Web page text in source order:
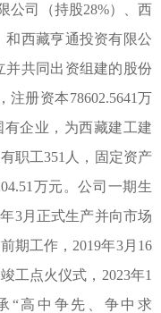
公司（持股28%）、西
和西藏亨通投资有限公
并共同出资组建的股份
注册资本78602.5641万
企业，为西藏建工建
职工351人，固定资产
万元。公司一期生
3月正式生产并向市场
期工作，2019年3月16
工点火仪式，2023年1
“高中争先、争中求